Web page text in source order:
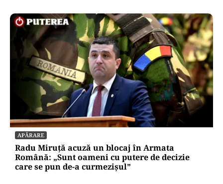
APĂRARE
Radu Miruță acuză un blocaj în Armata
Română: „Sunt oameni cu putere de decizie
care se pun de-a curmezișul”